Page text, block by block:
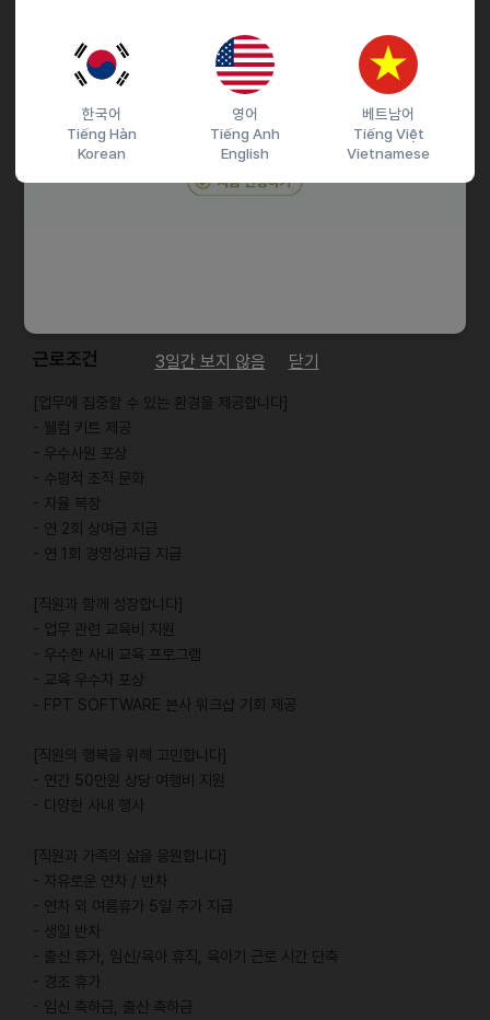
한국어
Tiếng Hàn
Korean
영어
Tiếng Anh
English
베트남어
Tiếng Việt
Vietnamese
• 법무 실무 경력 1년 이상 또는 이에 준하는 경험 (인턴·계약직 포함
• 독립적으로 법률 정보를 조사·정리할 수 있는 리서치 역량
• 한국어 원어민 수준 또는 이에 준하며 영어/베트남어 가능자
*면접 안내:
• 면접 언어는 한국어 및 영어 진행
근로조건
[업무에 집중할 수 있는 환경을 제공합니다]
- 웰컴 키트 제공
- 우수사원 포상
- 수평적 조직 문화
- 자율 복장
- 연 2회 상여금 지급
- 연 1회 경영성과급 지급
[직원과 함께 성장합니다]
- 업무 관련 교육비 지원
- 우수한 사내 교육 프로그램
- 교육 우수자 포상
- FPT SOFTWARE 본사 워크샵 기회 제공
[직원의 행복을 위해 고민합니다]
- 연간 50만원 상당 여행비 지원
- 다양한 사내 행사
[직원과 가족의 삶을 응원합니다]
- 자유로운 연차 / 반차
- 연차 외 여름휴가 5일 추가 지급
- 생일 반차
- 출산 휴가, 임신/육아 휴직, 육아기 근로 시간 단축
- 경조 휴가
- 임신 축하금, 출산 축하금
3일간 보지 않음 닫기